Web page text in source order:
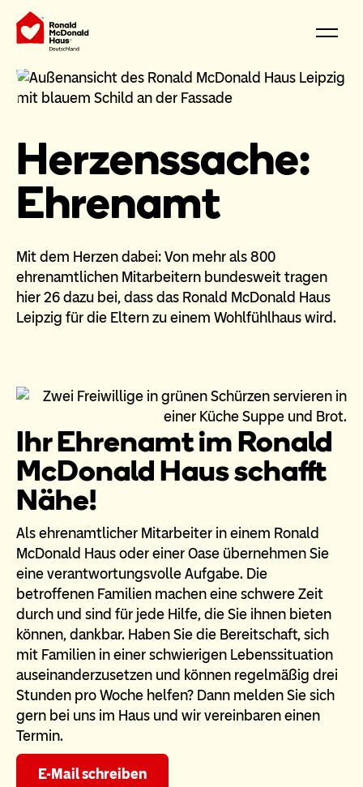
Herzenssache:
Ehrenamt
Mit dem Herzen dabei: Von mehr als 800
ehrenamtlichen Mitarbeitern bundesweit tragen
hier 26 dazu bei, dass das Ronald McDonald Haus
Leipzig für die Eltern zu einem Wohlfühlhaus wird.
Ihr Ehrenamt im Ronald
McDonald Haus schafft
Nähe!
Als ehrenamtlicher Mitarbeiter in einem Ronald
McDonald Haus oder einer Oase übernehmen Sie
eine verantwortungsvolle Aufgabe. Die
betroffenen Familien machen eine schwere Zeit
durch und sind für jede Hilfe, die Sie ihnen bieten
können, dankbar. Haben Sie die Bereitschaft, sich
mit Familien in einer schwierigen Lebenssituation
auseinanderzusetzen und können regelmäßig drei
Stunden pro Woche helfen? Dann melden Sie sich
gern bei uns im Haus und wir vereinbaren einen
Termin.
E-Mail schreiben